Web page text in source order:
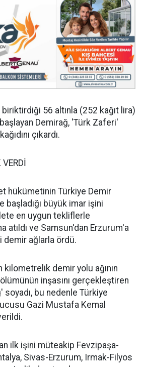
biriktirdiği 56 altınla (252 kağıt lira)
başlayan Demirağ, 'Türk Zaferi'
çıkardı.
VERDİ
hükümetinin Türkiye Demir
başladığı büyük imar işini
en uygun tekliflerle
atıldı ve Samsun'dan Erzurum'a
demir ağlarla ördü.
demir yolu ağının
inşasını gerçekleştiren
soyadı, bu nedenle Türkiye
Gazi Mustafa Kemal
ilk işini müteakip Fevzipaşa-
Sivas-Erzurum, Irmak-Filyos